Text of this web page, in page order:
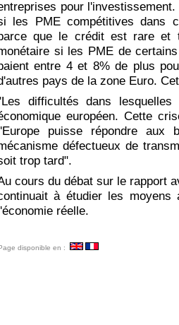
pour
les PME compétitives dans
que le crédit est rare et
si les PME de
entre 4 et 8% de plus
pays de la zone Euro.
difficultés dans
européen. Cette
puisse répondre aux
défectueux de
trop tard".
cours du débat sur le rapport
à étudier les
réelle.
disponible en :